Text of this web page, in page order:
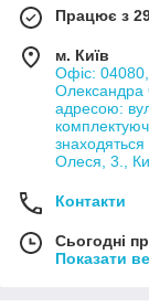
Працює з
м. Київ
Офіс: 04080,
Олександра
адресою:
Олеся, 3.,
Контакти
Сьогодні
Показати